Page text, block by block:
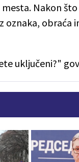
Nakon
obraća
uključeni?"